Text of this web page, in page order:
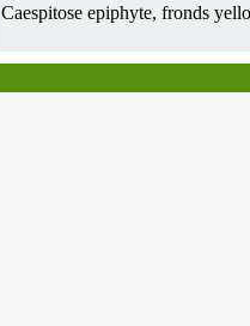
Caespitose epiphyte, fronds